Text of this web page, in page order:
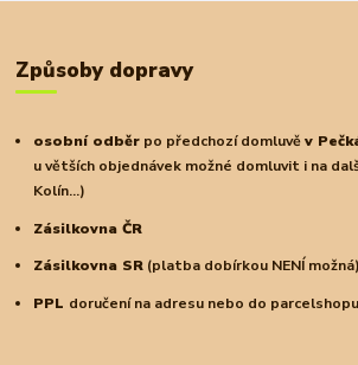
Způsoby dopravy
osobní odběr po předchozí domluvěv
u větších objednávek možné domluvit i na
Kolín...)
Zásilkovna ČR
Zásilkovna SR (platba dobírkou NENÍ možná)
PPL doručení na adresu nebo do parcelshopu